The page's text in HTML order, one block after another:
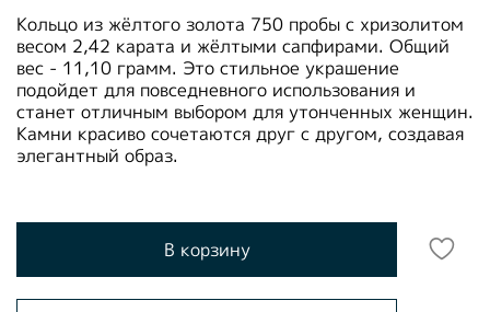
Кольцо из жёлтого золота 750 пробы с хризолитом
весом 2,42 карата и жёлтыми сапфирами. Общий
вес - 11,10 грамм. Это стильное украшение
подойдет для повседневного использования и
станет отличным выбором для утонченных женщин.
Камни красиво сочетаются друг с другом, создавая
элегантный образ.
В корзину